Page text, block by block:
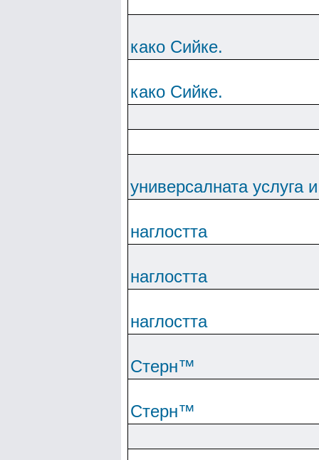
како Сийке.
како Сийке.
универсалната услуга
наглостта
наглостта
наглостта
Cтepн™
Cтepн™